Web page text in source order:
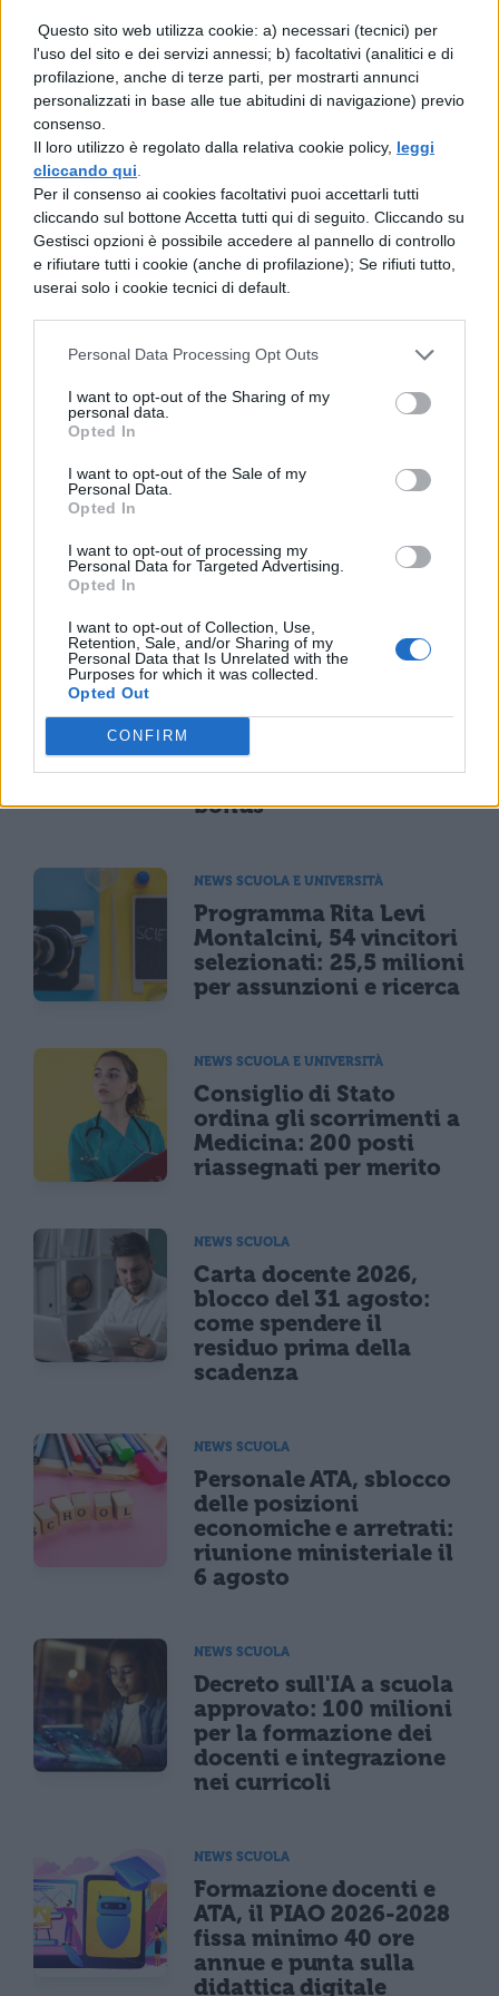
Questo sito web utilizza cookie: a) necessari (tecnici) per
l'uso del sito e dei servizi annessi; b) facoltativi (analitici e di
profilazione, anche di terze parti, per mostrarti annunci
personalizzati in base alle tue abitudini di navigazione) previo
consenso.
Il loro utilizzo è regolato dalla relativa cookie policy, leggi
cliccando qui
Per il consenso ai cookies facoltativi puoi accettarli tutti
cliccando sul bottone Accetta tutti qui di seguito. Cliccando su
Gestisci opzioni è possibile accedere al pannello di controllo
e rifiutare tutti i cookie (anche di profilazione); Se rifiuti tutto,
userai solo i cookie tecnici di default.
Personal Data Processing Opt Outs
I want to opt-out of the Sharing of my
personal data.
Opted In
I want to opt-out of the Sale of my
Personal Data.
Opted In
I want to opt-out of processing my
Personal Data for Targeted Advertising.
Opted In
I want to opt-out of Collection, Use,
Retention, Sale, and/or Sharing of my
Personal Data that Is Unrelated with the
Purposes for which it was collected.
Opted Out
CONFIRM
sarete degni di salire sulla vetta del calcio
mondiale.
[affiliate_generic type=”button”
url=”https://www.amazon.it/dp/B09GSR56
M6″ text=”Acquista Football Manager 2022
a 19,99€”]
Questo Football Manager 2022, per quanto
non innovi in maniera troppo eccessiva le
meccaniche di gioco ormai già ben
consolidate,
migliora nei piccoli dettagli
le varie sfumature. Preparatevi ad
TI POTREBBE INTERESSARE
MATURITÀ
ma i 100 crollano del
25% per il taglio ai
bonus
NEWS SCUOLA E UNIVERSITÀ
Programma Rita Levi
Montalcini, 54 vincitori
selezionati: 25,5 milioni
per assunzioni e ricerca
NEWS SCUOLA E UNIVERSITÀ
Consiglio di Stato
ordina gli scorrimenti a
Medicina: 200 posti
riassegnati per merito
NEWS SCUOLA
Carta docente 2026,
blocco del 31 agosto:
come spendere il
residuo prima della
scadenza
NEWS SCUOLA
Personale ATA, sblocco
delle posizioni
economiche e arretrati:
riunione ministeriale il
6 agosto
NEWS SCUOLA
Decreto sull'IA a scuola
approvato: 100 milioni
per la formazione dei
docenti e integrazione
nei curricoli
NEWS SCUOLA
Formazione docenti e
ATA, il PIAO 2026-2028
fissa minimo 40 ore
annue e punta sulla
didattica digitale